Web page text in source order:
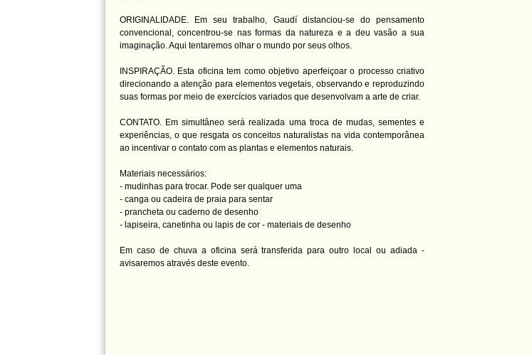
ORIGINALIDADE. Em seu trabalho, Gaudí distanciou-se do pensamento
convencional, concentrou-se nas formas da natureza e a deu vasão a sua
imaginação. Aqui tentaremos olhar o mundo por seus olhos.
INSPIRAÇÃO. Esta oficina tem como objetivo aperfeiçoar o processo criativo
direcionando a atenção para elementos vegetais, observando e reproduzindo
suas formas por meio de exercícios variados que desenvolvam a arte de criar.
CONTATO. Em simultâneo será realizada uma troca de mudas, sementes e
experiências, o que resgata os conceitos naturalistas na vida contemporânea
ao incentivar o contato com as plantas e elementos naturais.
Materiais necessários:
- mudinhas para trocar. Pode ser qualquer uma
- canga ou cadeira de praia para sentar
- prancheta ou caderno de desenho
- lapiseira, canetinha ou lapis de cor - materiais de desenho
Em caso de chuva a oficina será transferida para outro local ou adiada -
avisaremos através deste evento.